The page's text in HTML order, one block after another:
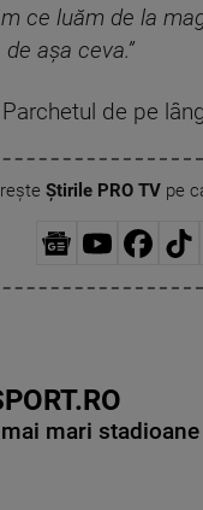
ce luăm de la
așa ceva.”
de pe
Știrile PRO TVpe
mari